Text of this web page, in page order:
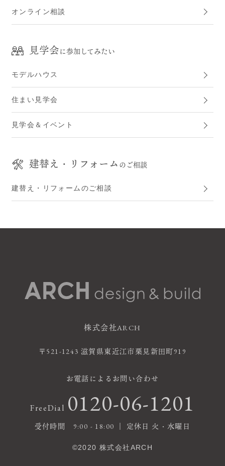
オンライン相談
見学会に参加してみたい
モデルハウス
住まい見学会
見学会＆イベント
建替え・リフォーム のご相談
建替え・リフォームのご相談
株式会社ARCH
〒521-1243 滋賀県東近江市栗見新田町919
お電話によるお問い合わせ
FreeDial 0120-06-1201
受付時間 9:00 - 18:00 ｜ 定休日 火・水曜日
©2020 株式会社ARCH